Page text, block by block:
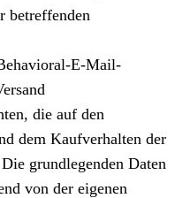
betreffenden
E-Mail-
die auf den
dem Kaufverhalten der
grundlegenden Daten
von der eigenen